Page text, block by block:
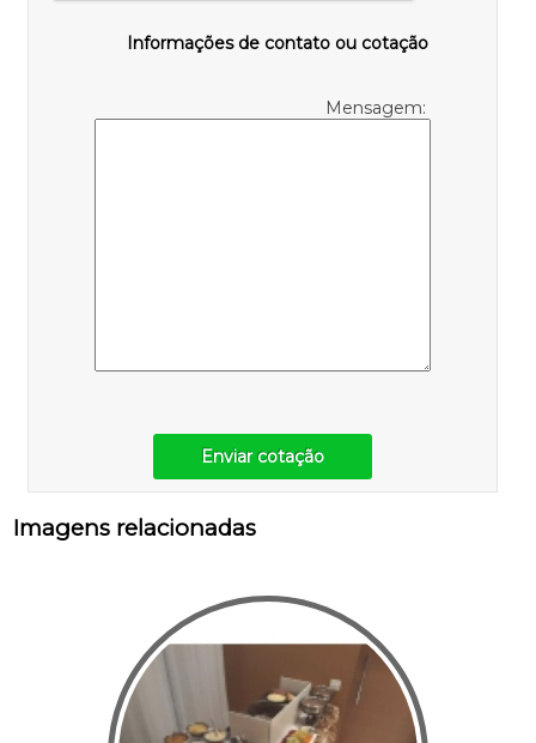
Informações de contato ou cotação
Mensagem:
Enviar cotação
Imagens relacionadas